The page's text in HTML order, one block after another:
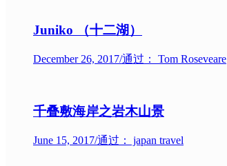
Juniko （十二湖）
December 26, 2017/通过： Tom Roseveare
千叠敷海岸之岩木山景
June 15, 2017/通过： japan travel